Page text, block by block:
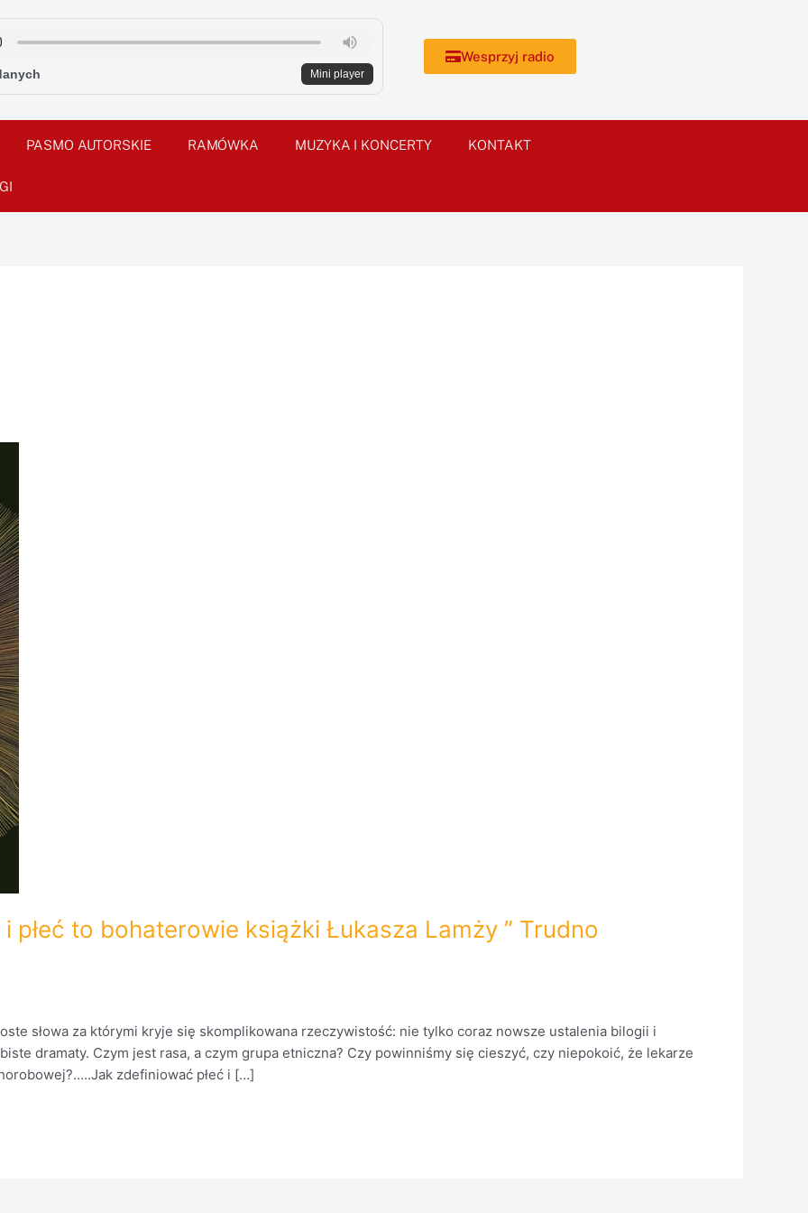
Mini player
Wesprzyj radio
PASMO AUTORSKIE RAMÓWKA MUZYKA I KONCERTY KONTAKT
płeć to bohaterowie książki Łukasza Lamży ” Trudno
słowa za którymi kryje się skomplikowana rzeczywistość: nie tylko coraz nowsze ustalenia bilogii i
dramaty. Czym jest rasa, a czym grupa etniczna? Czy powinniśmy się cieszyć, czy niepokoić, że lekarze
zdefiniować płeć i […]